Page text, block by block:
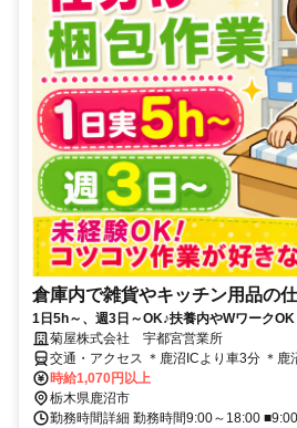
倉庫内で雑貨やキッチン用品の
1日5h～、週3日～OK♪扶養内やWワークOK
菊屋株式会社 宇都宮営業所
交通・アクセス ＊鹿沼ICより車3分 ＊鹿
時給1,070円以上
栃木県鹿沼市
勤務時間詳細 勤務時間9:00～18:00